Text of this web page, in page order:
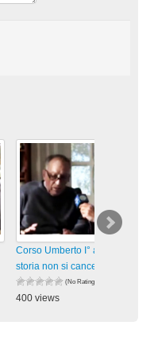
Corso Umberto I° a Forio, la
storia non si cancella.
(No Ratings Yet)
400 views